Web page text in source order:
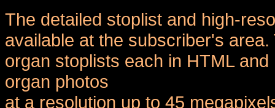
The detailed stoplist and high-
available at the subscriber's
organ stoplists each in HTML
organ photos
at a resolution up to 45